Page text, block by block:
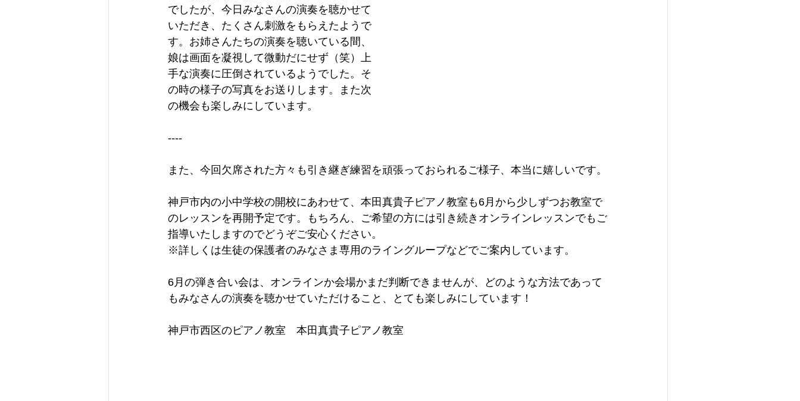
でしたが、今日みなさんの演奏を聴かせて
いただき、たくさん刺激をもらえたようで
す。お姉さんたちの演奏を聴いている間、
娘は画面を凝視して微動だにせず（笑）上
手な演奏に圧倒されているようでした。そ
の時の様子の写真をお送りします。また次
の機会も楽しみにしています。
----
また、今回欠席された方々も引き継ぎ練習を頑張っておられるご様子、本当に嬉しいです。
神戸市内の小中学校の開校にあわせて、本田真貴子ピアノ教室も6月から少しずつお教室で
のレッスンを再開予定です。もちろん、ご希望の方には引き続きオンラインレッスンでもご
指導いたしますのでどうぞご安心ください。
※詳しくは生徒の保護者のみなさま専用のライングループなどでご案内しています。
6月の弾き合い会は、オンラインか会場かまだ判断できませんが、どのような方法であって
もみなさんの演奏を聴かせていただけること、とても楽しみにしています！
神戸市西区のピアノ教室　本田真貴子ピアノ教室